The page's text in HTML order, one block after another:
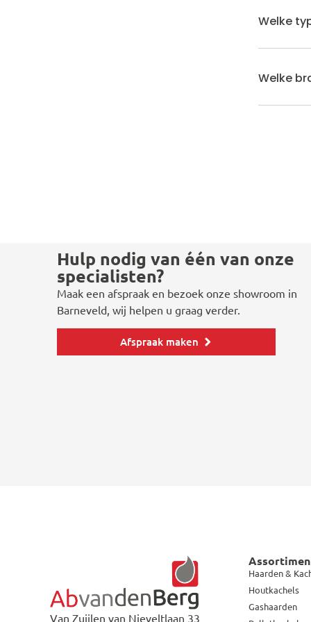
Welke
Welke
Hulp nodig van één van onze
specialisten?
Maak een afspraak en bezoek onze showroom in
Barneveld, wij helpen u graag verder.
Afspraak maken
Van Zuijlen van Nieveltlaan 33
Haarden &
Houtkachels
Gashaarden